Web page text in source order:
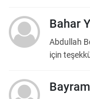
Bahar
Abdullah
için